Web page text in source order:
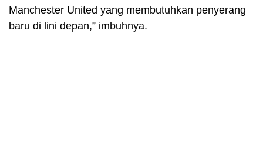
Manchester United yang membutuhkan penyerang
baru di lini depan,” imbuhnya.